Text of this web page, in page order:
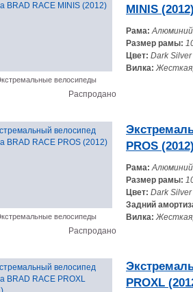
велосипеды
Распродано
MINIS (2012)
Рама:
Размер рамы:
Цвет: Dark Silver
Вилка:
велосипеды
Распродано
PROS (2012)
Рама:
Размер рамы:
Цвет: Dark Silver
Задний
Вилка:
PROXL